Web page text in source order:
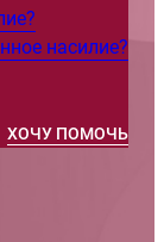
насилие?
ХОЧУ ПОМОЧЬ